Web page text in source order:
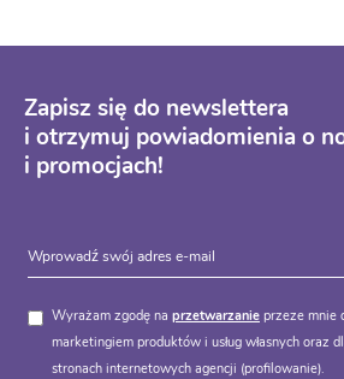
Zapisz się do newslettera
i otrzymuj powiadomienia o
i promocjach!
Wyrażam zgodę na przetwarzanie przeze mnie
marketingiem produktów i usług własnych oraz
stronach internetowych agencji (profilowanie).